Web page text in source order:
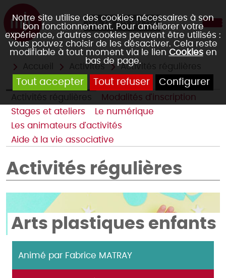
Notre site utilise des cookies nécessaires à son
bon fonctionnement. Pour améliorer votre
expérience, d’autres cookies peuvent être utilisés :
vous pouvez choisir de les désactiver. Cela reste
modifiable à tout moment via le lien Cookiesen
bas de page.
Tout accepter Tout refuser Configurer
04 78 45 90 54
Activités Activités régulières
Modalités d'inscription
Stages et ateliers
Le numérique
Les animateurs d'activités
Aide à la vie associative
Activités régulières
Arts plastiques enfants
Animé par Fabrice MATRAY